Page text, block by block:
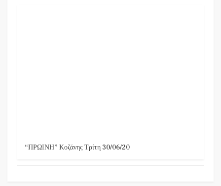
“ΠΡΩΙΝΗ” Κοζάνης Τρίτη 30/06/20